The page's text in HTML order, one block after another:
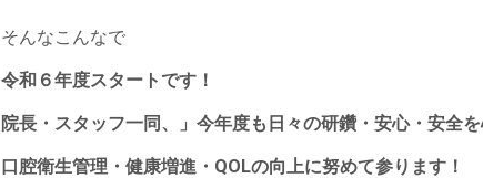
そんなこんなで
令和６年度スタートです！
院長・スタッフ一同、」今年度も日々の研鑽・安心・安全
口腔衛生管理・健康増進・QOLの向上に努めて参ります！